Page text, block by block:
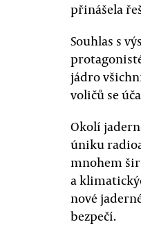
přinášela
Souhlas s
jádro
voličů se
Okolí
úniku
mnohem
a
nové
bezpečí.